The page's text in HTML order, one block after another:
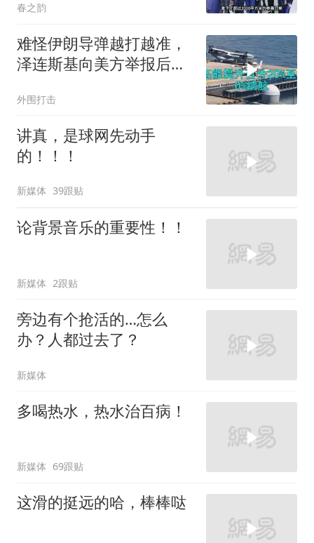
春之韵
难怪伊朗导弹越打越准，
泽连斯基向美方举报后，
外围打击
讲真，是球网先动手
的！！！
新媒体 39跟贴
论背景音乐的重要性！！
新媒体 2跟贴
旁边有个抢活的…怎么
办？人都过去了？
新媒体
多喝热水，热水治百病！
新媒体 69跟贴
这滑的挺远的哈，棒棒哒